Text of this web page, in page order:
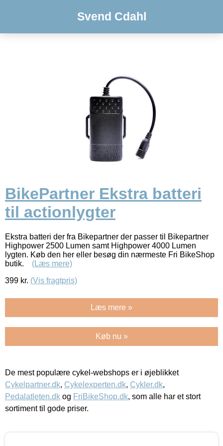
Svend Cdahl
BikePartner Ekstra batteri
til actionlygter
Ekstra batteri der fra Bikepartner der passer til Bikepartner
Highpower 2500 Lumen samt Highpower 4000 Lumen
lygten. Køb den her eller besøg din nærmeste Fri BikeShop
butik. (Læs mere)
399 kr. (Vis fragtpris)
Læs mere »
Køb nu »
De mest populære cykel-webshops er i øjeblikket
Cykelpartner.dk, Cykelexperten.dk, Cykler.dk,
Pedalatleten.dk og FriBikeShop.dk, som alle har et stort
sortiment til gode priser.